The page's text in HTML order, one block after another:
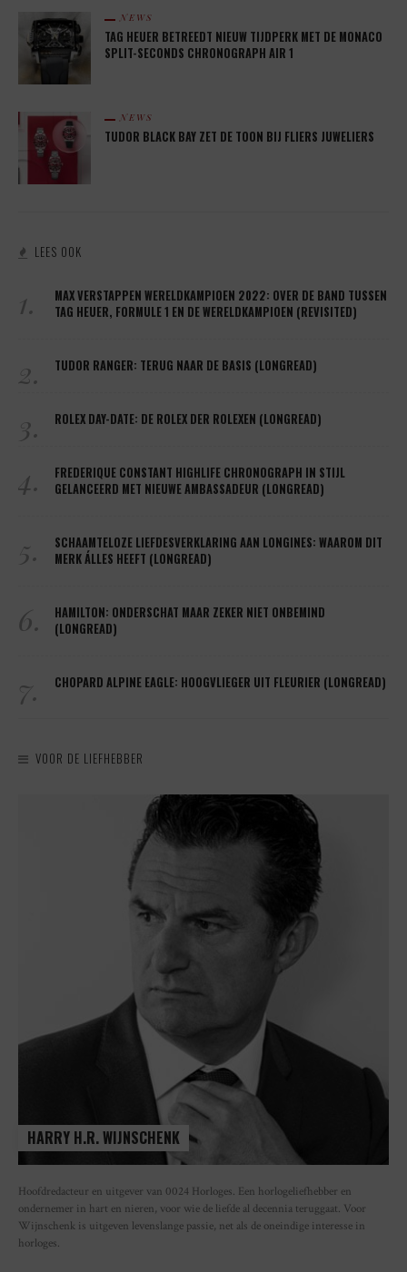
NEWS
TAG HEUER BETREEDT NIEUW TIJDPERK MET DE MONACO
SPLIT-SECONDS CHRONOGRAPH AIR 1
NEWS
TUDOR BLACK BAY ZET DE TOON BIJ FLIERS JUWELIERS
LEES OOK
1.
MAX VERSTAPPEN WERELDKAMPIOEN 2022: OVER DE BAND TUSSEN
TAG HEUER, FORMULE 1 EN DE WERELDKAMPIOEN (REVISITED)
2. TUDOR RANGER: TERUG NAAR DE BASIS (LONGREAD)
3. ROLEX DAY-DATE: DE ROLEX DER ROLEXEN (LONGREAD)
4.
FREDERIQUE CONSTANT HIGHLIFE CHRONOGRAPH IN STIJL
GELANCEERD MET NIEUWE AMBASSADEUR (LONGREAD)
5.
SCHAAMTELOZE LIEFDESVERKLARING AAN LONGINES: WAAROM DIT
MERK ÁLLES HEEFT (LONGREAD)
6.
HAMILTON: ONDERSCHAT MAAR ZEKER NIET ONBEMIND
(LONGREAD)
7. CHOPARD ALPINE EAGLE: HOOGVLIEGER UIT FLEURIER (LONGREAD)
VOOR DE LIEFHEBBER
HARRY H.R. WIJNSCHENK
Hoofdredacteur en uitgever van 0024 Horloges. Een horlogeliefhebber en
ondernemer in hart en nieren, voor wie de liefde al decennia teruggaat. Voor
Wijnschenk is uitgeven levenslange passie, net als de oneindige interesse in
horloges.